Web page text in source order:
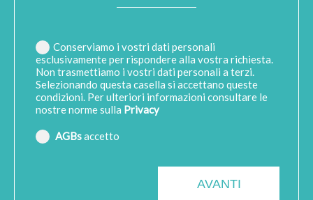
Conserviamo i vostri dati personali
esclusivamente per rispondere alla vostra richiesta.
Non trasmettiamo i vostri dati personali a terzi.
Selezionando questa casella si accettano queste
condizioni. Per ulteriori informazioni consultare le
nostre norme sulla Privacy
AGBsaccetto